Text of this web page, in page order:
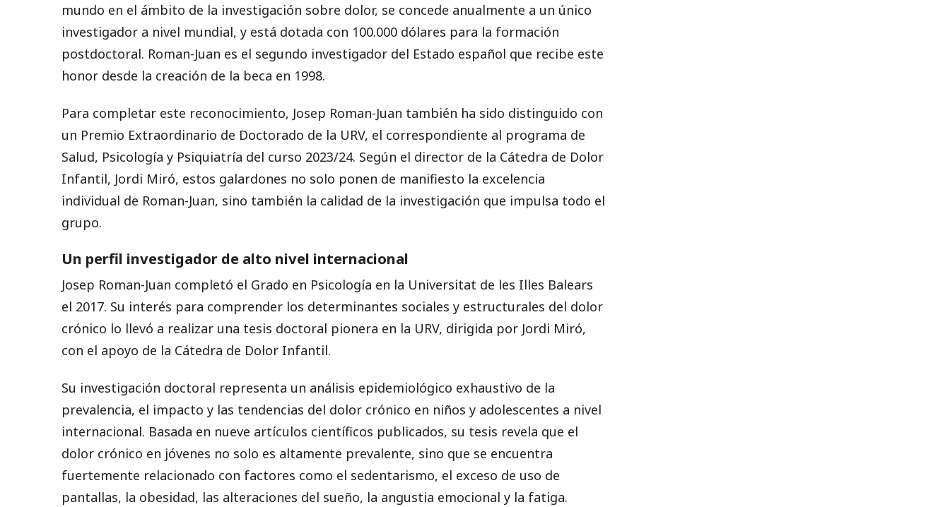
mundo en el ámbito de la investigación sobre dolor, se concede anualmente a un único
investigador a nivel mundial, y está dotada con 100.000 dólares para la formación
postdoctoral. Roman-Juan es el segundo investigador del Estado español que recibe este
honor desde la creación de la beca en 1998.
Para completar este reconocimiento, Josep Roman-Juan también ha sido distinguido con
un Premio Extraordinario de Doctorado de la URV, el correspondiente al programa de
Salud, Psicología y Psiquiatría del curso 2023/24. Según el director de la Cátedra de Dolor
Infantil, Jordi Miró, estos galardones no solo ponen de manifiesto la excelencia
individual de Roman-Juan, sino también la calidad de la investigación que impulsa todo el
grupo.
Un perfil investigador de alto nivel internacional
Josep Roman-Juan completó el Grado en Psicología en la Universitat de les Illes Balears
el 2017. Su interés para comprender los determinantes sociales y estructurales del dolor
crónico lo llevó a realizar una tesis doctoral pionera en la URV, dirigida por Jordi Miró,
con el apoyo de la Cátedra de Dolor Infantil.
Su investigación doctoral representa un análisis epidemiológico exhaustivo de la
prevalencia, el impacto y las tendencias del dolor crónico en niños y adolescentes a nivel
internacional. Basada en nueve artículos científicos publicados, su tesis revela que el
dolor crónico en jóvenes no solo es altamente prevalente, sino que se encuentra
fuertemente relacionado con factores como el sedentarismo, el exceso de uso de
pantallas, la obesidad, las alteraciones del sueño, la angustia emocional y la fatiga.